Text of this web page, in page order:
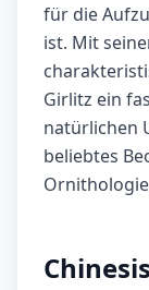
für die
ist. Mit
Girlitz ein
natürlichen
beliebtes